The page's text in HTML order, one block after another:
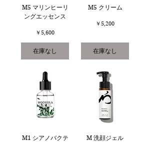
M5 マリンヒーリ
ングエッセンス
価格
￥5,600
在庫なし
M5 クリーム
価格
￥5,200
在庫なし
M1 シアノバクテ
M 洗顔ジェル